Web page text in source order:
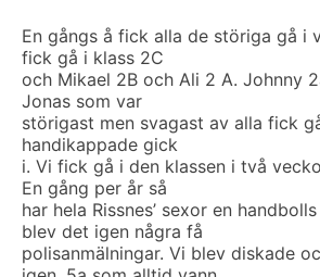
En gångs å fick alla de störiga gå i
fick gå i klass 2C
och Mikael 2B och Ali 2 A. Johnny
Jonas som var
störigast men svagast av alla fick
handikappade gick
i. Vi fick gå i den klassen i två
En gång per år så
har hela Rissnes’ sexor en
blev det igen några få
polisanmälningar. Vi blev diskade